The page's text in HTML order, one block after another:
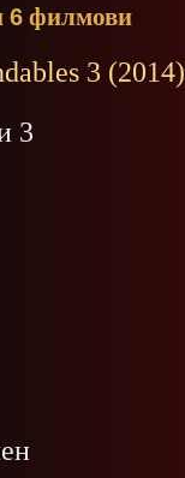
6 филмови
3 (2014)
3